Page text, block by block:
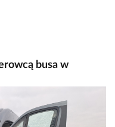
busa w